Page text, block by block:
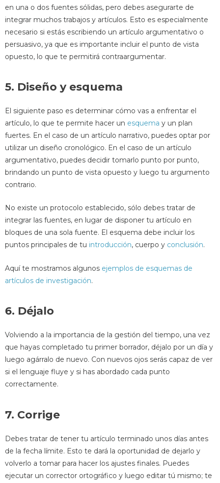
en una o dos fuentes sólidas, pero debes asegurarte de
integrar muchos trabajos y artículos. Esto es especialmente
necesario si estás escribiendo un artículo argumentativo o
persuasivo, ya que es importante incluir el punto de vista
opuesto, lo que te permitirá contraargumentar.
5. Diseño y esquema
El siguiente paso es determinar cómo vas a enfrentar el
artículo, lo que te permite hacer un esquema y un plan
fuertes. En el caso de un artículo narrativo, puedes optar por
utilizar un diseño cronológico. En el caso de un artículo
argumentativo, puedes decidir tomarlo punto por punto,
brindando un punto de vista opuesto y luego tu argumento
contrario.
No existe un protocolo establecido, sólo debes tratar de
integrar las fuentes, en lugar de disponer tu artículo en
bloques de una sola fuente. El esquema debe incluir los
puntos principales de tu introducción, cuerpo y conclusión.
Aquí te mostramos algunos ejemplos de esquemas de
artículos de investigación.
6. Déjalo
Volviendo a la importancia de la gestión del tiempo, una vez
que hayas completado tu primer borrador, déjalo por un día y
luego agárralo de nuevo. Con nuevos ojos serás capaz de ver
si el lenguaje fluye y si has abordado cada punto
correctamente.
7. Corrige
Debes tratar de tener tu artículo terminado unos días antes
de la fecha límite. Esto te dará la oportunidad de dejarlo y
volverlo a tomar para hacer los ajustes finales. Puedes
ejecutar un corrector ortográfico y luego editar tú mismo; te